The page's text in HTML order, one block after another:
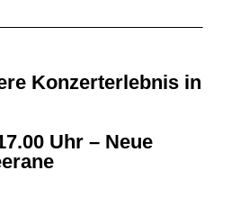
Konzerterlebnis in
Uhr – Neue